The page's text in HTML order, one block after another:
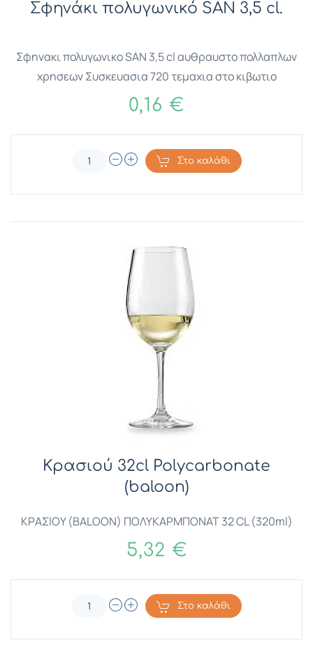
Σφηνάκι πολυγωνικό SAN 3,5 cl.
Σφηνακι πολυγωνικο SAN 3,5 cl αυθραυστο πολλαπλων
χρησεων Συσκευασια 720 τεμαχια στο κιβωτιο
0,16 €
Στο καλάθι
Κρασιού 32cl Polycarbonate
(baloon)
ΚΡΑΣΙΟΥ (BALOON) ΠΟΛΥΚΑΡΜΠΟΝΑΤ 32 CL (320ml)
5,32 €
Στο καλάθι